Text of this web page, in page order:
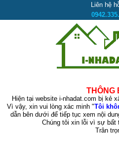
Liên hệ
THÔNG
Hiện tại website i-nhadat.com bị kẻ
Vì vậy, xin vui lòng xác minh "Tôi
dẫn bên dưới để tiếp tục xem nội
Chúng tôi xin lỗi vì sự bất
Trân